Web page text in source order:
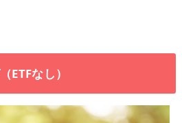
ETFなし）